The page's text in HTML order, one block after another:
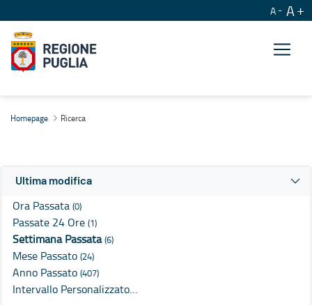
A A
Homepage Ricerca
Ultima modifica
Ora Passata (0)
Passate 24 Ore (1)
Settimana Passata(6)
Mese Passato (24)
Anno Passato (407)
Intervallo Personalizzato…